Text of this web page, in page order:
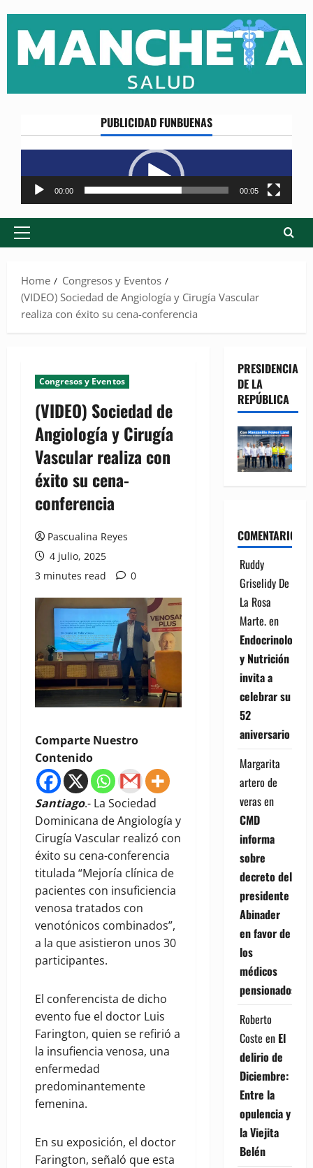
content
PUBLICIDAD FUNBUENAS
Reproductor
de
vídeo
00:00 00:05
Primary
Home
Congresos y Eventos
(VIDEO) Sociedad de Angiología y Cirugía Vascular
realiza con éxito su cena-conferencia
Congresos y Eventos
(VIDEO) Sociedad de
Angiología y Cirugía
Vascular realiza con
éxito su cena-
conferencia
Pascualina Reyes
4 julio, 2025
3 minutes read
0
Comparte Nuestro
Contenido
Santiago.- La Sociedad
Dominicana de Angiología y
Cirugía Vascular realizó con
éxito su cena-conferencia
titulada “Mejoría clínica de
pacientes con insuficiencia
venosa tratados con
venotónicos combinados”,
a la que asistieron unos 30
participantes.
El conferencista de dicho
evento fue el doctor Luis
Farington, quien se refirió a
la insufiencia venosa, una
enfermedad
predominantemente
femenina.
En su exposición, el doctor
Farington, señaló que esta
PRESIDENCIA
DE LA
REPÚBLICA
COMENTARIOS
Ruddy
Griselidy De
La Rosa
Marte.en
Endocrinología
y Nutrición
invita a
celebrar su
52
aniversario
Margarita
artero de
verasen
CMD
informa
sobre
decreto del
presidente
Abinader
en favor de
los
médicos
pensionados
Roberto
Coste en El
delirio de
Diciembre:
Entre la
opulencia y
la Viejita
Belén